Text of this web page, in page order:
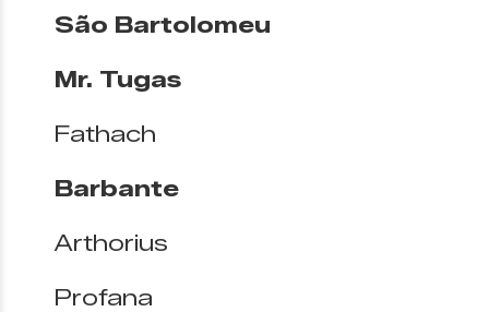
São Bartolomeu
Mr. Tugas
Fathach
Barbante
Arthorius
Profana